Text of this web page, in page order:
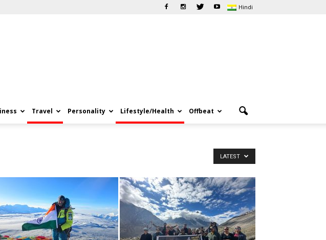
Hindi
Travel Personality Lifestyle/Health Offbeat
LATEST